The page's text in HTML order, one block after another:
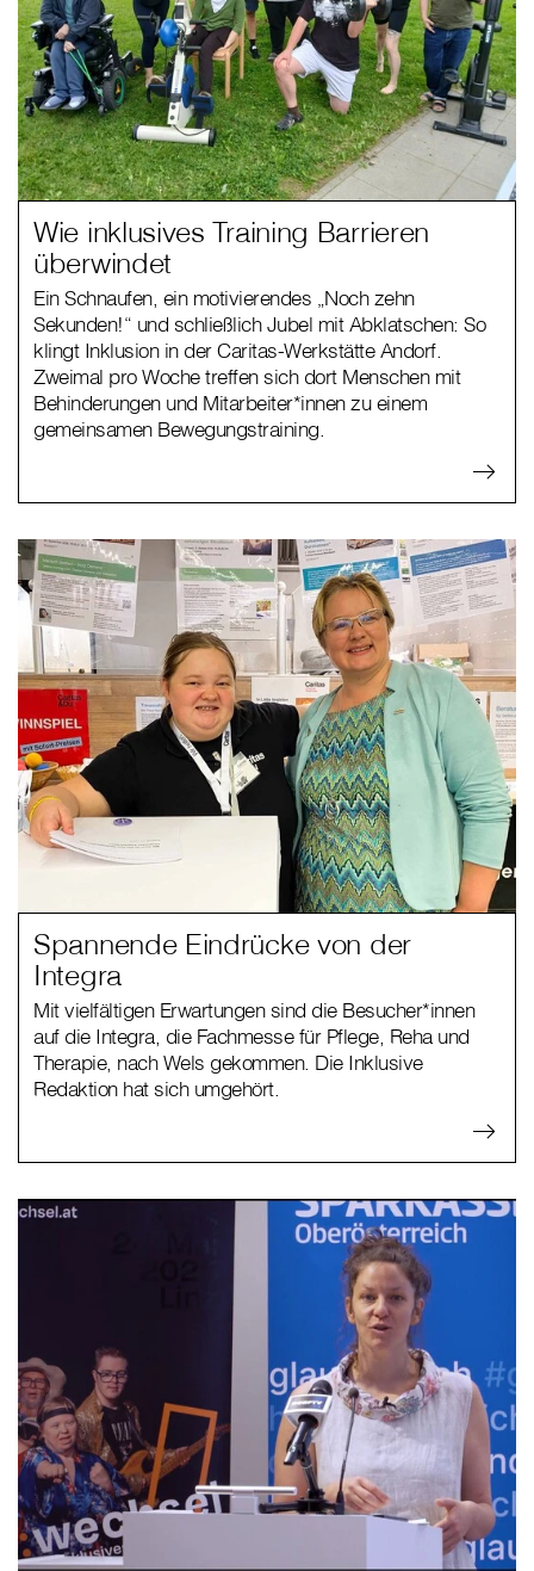
Wie inklusives Training Barrieren
überwindet
Ein Schnaufen, ein motivierendes „Noch zehn
Sekunden!“ und schließlich Jubel mit Abklatschen: So
klingt Inklusion in der Caritas-Werkstätte Andorf.
Zweimal pro Woche treffen sich dort Menschen mit
Behinderungen und Mitarbeiter*innen zu einem
gemeinsamen Bewegungstraining.
Spannende Eindrücke von der
Integra
Mit vielfältigen Erwartungen sind die Besucher*innen
auf die Integra, die Fachmesse für Pflege, Reha und
Therapie, nach Wels gekommen. Die Inklusive
Redaktion hat sich umgehört.